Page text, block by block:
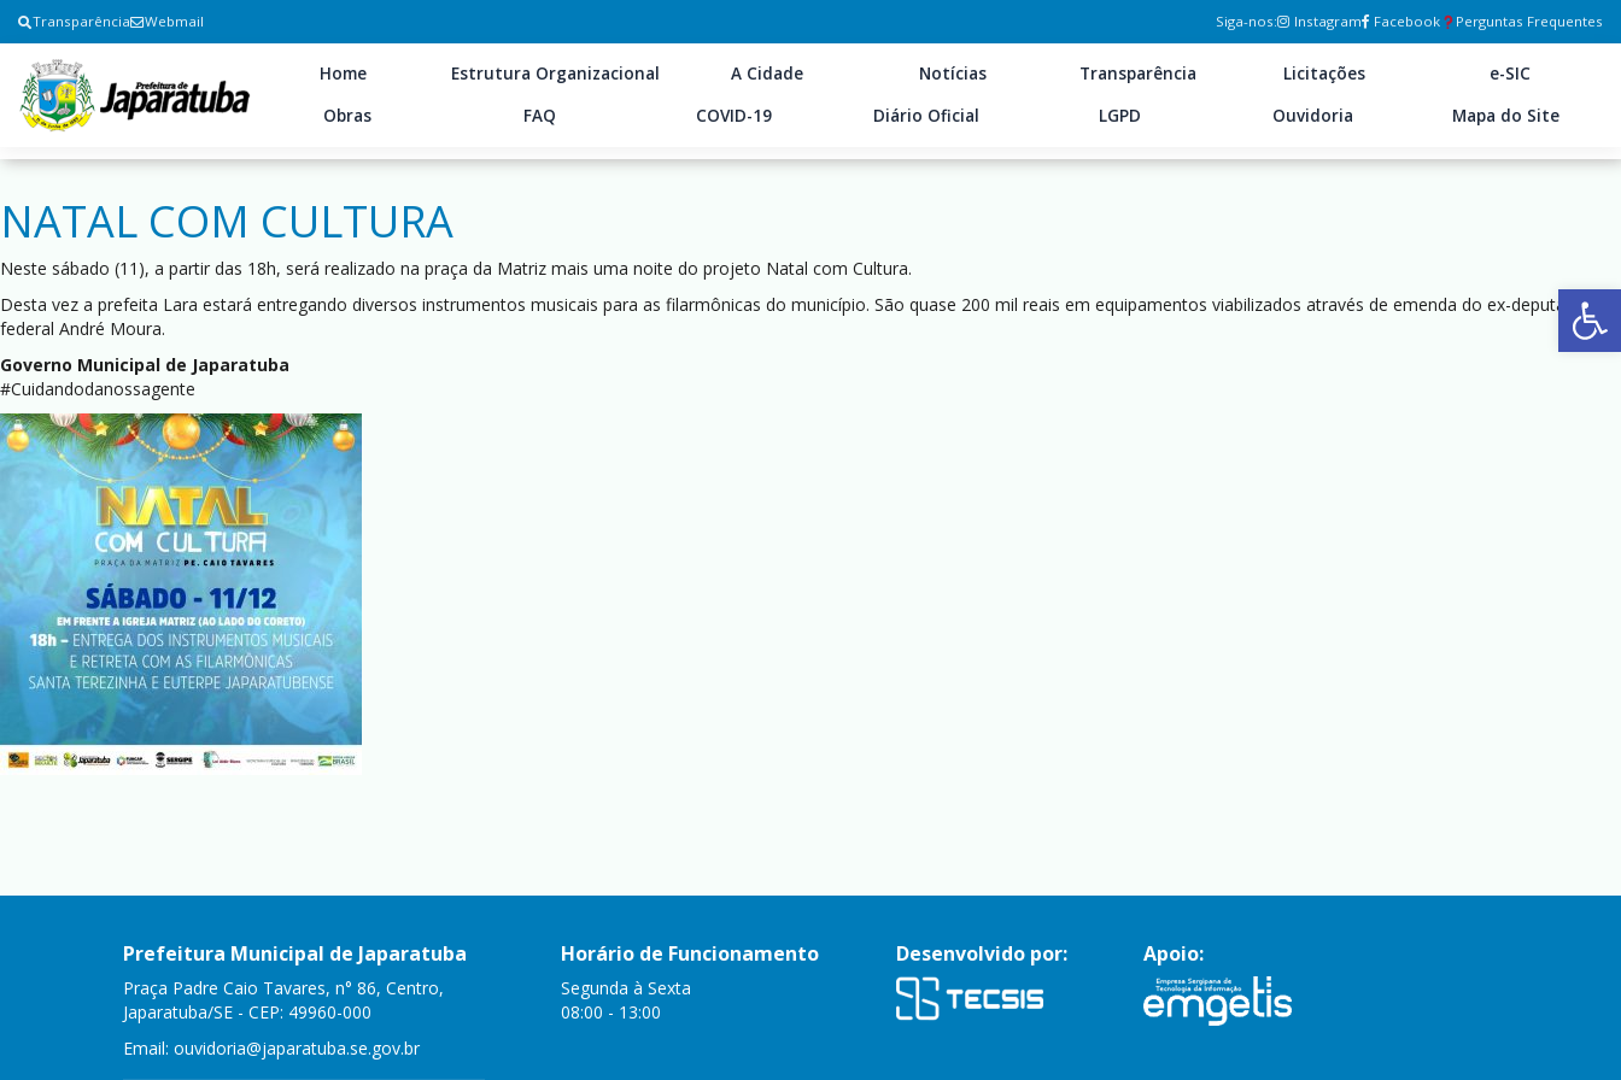
Transparência Webmail Siga-nos: Instagram Facebook Perguntas Frequentes
Home Estrutura Organizacional A Cidade Notícias Transparência Licitações
e-SIC
Obras
FAQ COVID-19 Diário Oficial LGPD Ouvidoria Mapa do Site
NATAL COM CULTURA
Neste sábado (11), a partir das 18h, será realizado na praça da Matriz mais uma noite do projeto Natal com Cultura.
Desta vez a prefeita Lara estará entregando diversos instrumentos musicais para as filarmônicas do município. São quase 200 mil reais em equipamentos viabilizados através de emenda do ex-deputado
federal André Moura.
Governo Municipal de Japaratuba
#Cuidandodanossagente
Prefeitura Municipal de Japaratuba
Praça Padre Caio Tavares, n° 86, Centro,
Japaratuba/SE - CEP: 49960-000
Email: ouvidoria@japaratuba.se.gov.br
Horário de Funcionamento
Segunda à Sexta
08:00 - 13:00
Desenvolvido por: Apoio: